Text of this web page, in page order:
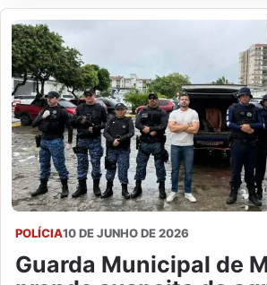
POLÍCIA10 DE JUNHO DE 2026
Guarda Municipal de